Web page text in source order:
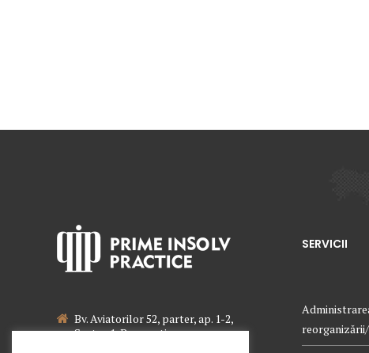
Bv. Aviatorilor 52, parter, ap. 1-2,
Sector 1, Bucuresti
SERVICII